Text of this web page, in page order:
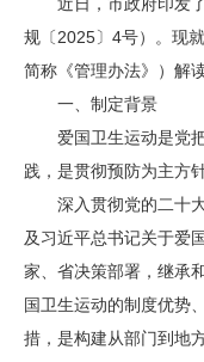
规〔2025〕4号）。现
简称《管理办法》）解
一、制定背景
爱国卫生运动是党把
践，是贯彻预防为主方
深入贯彻党的二十大
及习近平总书记关于爱
家、省决策部署，继承
国卫生运动的制度优势
措，是构建从部门到地